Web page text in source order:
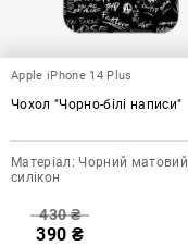
Apple iPhone 14 Plus
Чохол "Чорно-білі написи"
Матеріал: Чорний матовий
силікон
430₴
390 ₴